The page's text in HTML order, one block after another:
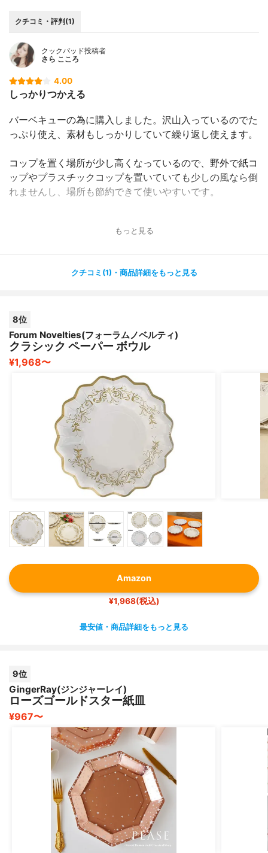
クチコミ・評判(1)
クックパッド投稿者
さら こころ
4.00
しっかりつかえる
バーベキューの為に購入しました。沢山入っているのでた
っぷり使え、素材もしっかりしていて繰り返し使えます。
コップを置く場所が少し高くなっているので、野外で紙コ
ップやプラスチックコップを置いていても少しの風なら倒
れませんし、場所も節約できて使いやすいです。
もっと見る
クチコミ(1)・商品詳細をもっと見る
8位
Forum Novelties(フォーラムノベルティ)
クラシック ペーパー ボウル
¥1,968〜
Amazon
¥1,968(税込)
最安値・商品詳細をもっと見る
9位
GingerRay(ジンジャーレイ)
ローズゴールドスター紙皿
¥967〜